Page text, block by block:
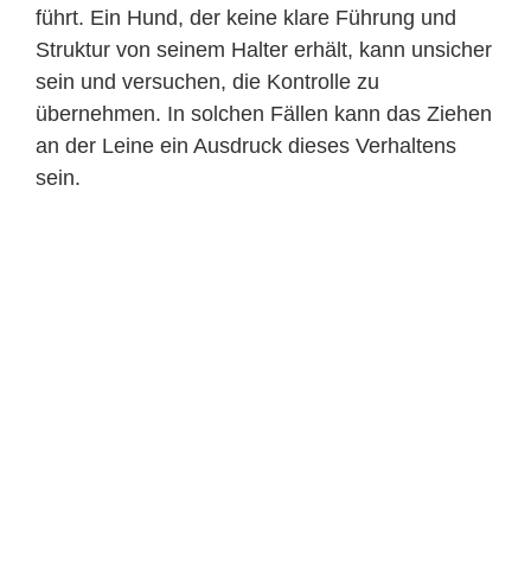
führt. Ein Hund, der keine klare Führung und
Struktur von seinem Halter erhält, kann unsicher
sein und versuchen, die Kontrolle zu
übernehmen. In solchen Fällen kann das Ziehen
an der Leine ein Ausdruck dieses Verhaltens
sein.